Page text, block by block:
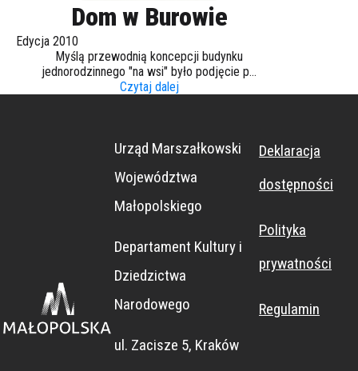
Dom w Burowie
Edycja 2010
Myślą przewodnią koncepcji budynku
jednorodzinnego "na wsi" było podjęcie p...
Czytaj dalej
Urząd Marszałkowski
Województwa
Małopolskiego
Departament Kultury i
Dziedzictwa
Narodowego
ul. Zacisze 5, Kraków
Deklaracja
dostępności
Polityka
prywatności
Regulamin